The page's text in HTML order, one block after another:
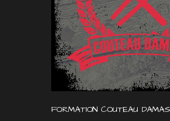
FORMATION COUTEAU DAMAS